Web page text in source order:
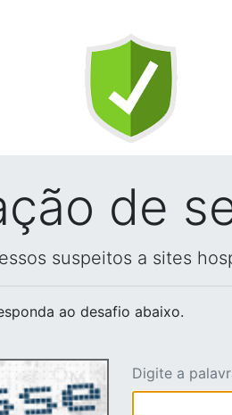
de
suspeitos a sites
ao desafio abaixo.
Digite a